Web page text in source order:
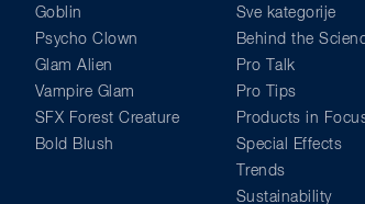
Goblin
Psycho Clown
Glam Alien
Vampire Glam
SFX Forest Creature
Bold Blush
Sve kategorije
Behind the
Pro Talk
Pro Tips
Products in
Special Effects
Trends
Sustainability